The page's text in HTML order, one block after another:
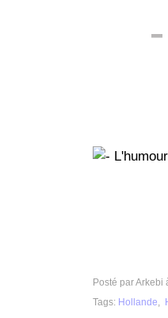
Posté par Arkebi
Tags: Hollande,